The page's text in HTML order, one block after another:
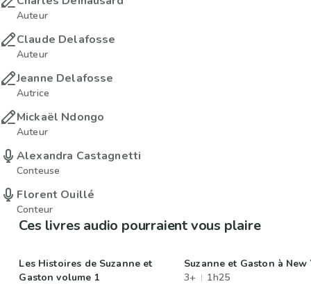
Auteur
Claude Delafosse
Auteur
Jeanne Delafosse
Autrice
Mickaël Ndongo
Auteur
Alexandra Castagnetti
Conteuse
Florent Ouillé
Conteur
Ces livres audio pourraient vous plaire
Les Histoires de Suzanne et
Gaston volume 1
Suzanne et Gaston à New
3+
1h25